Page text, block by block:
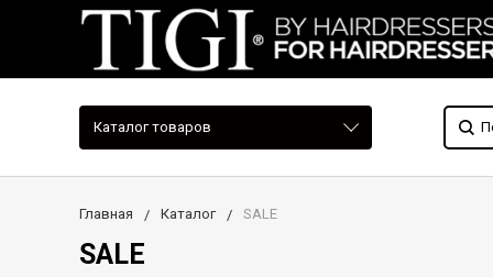
Каталог товаров
Главная Каталог SALE
SALE